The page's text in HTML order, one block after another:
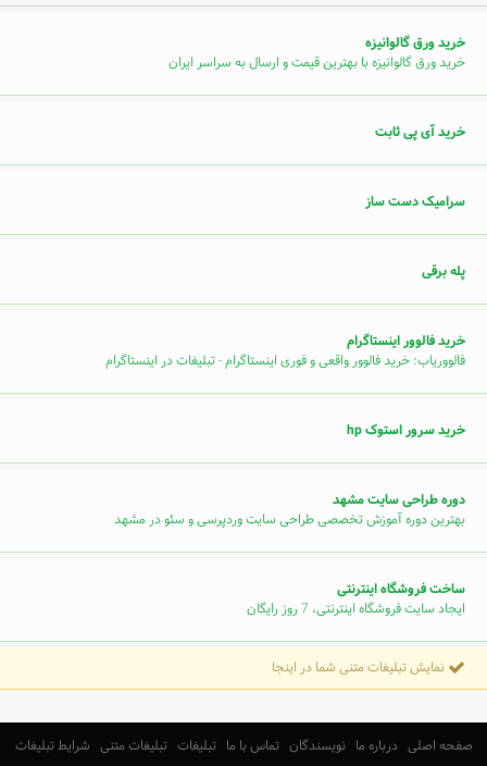
خرید ورق گالوانیزه
خرید ورق گالوانیزه با بهترین قیمت و ارسال به سراسر ایران
خرید آی پی ثابت
سرامیک دست ساز
پله برقی
خرید فالوور اینستاگرام
فالووریاب: خرید فالوور واقعی و فوری اینستاگرام - تبلیغات در اینستاگرام
خرید سرور استوک hp
دوره طراحی سایت مشهد
بهترین دوره آموزش تخصصی طراحی سایت وردپرسی و سئو در مشهد
ساخت فروشگاه اینترنتی
ایجاد سایت فروشگاه اینترنتی، 7 روز رایگان
نمایش تبلیغات متنی شما در اینجا
صفحه اصلی درباره ما نویسندگان تماس با ما تبلیغات تبلیغات متنی شرایط تبلیغات